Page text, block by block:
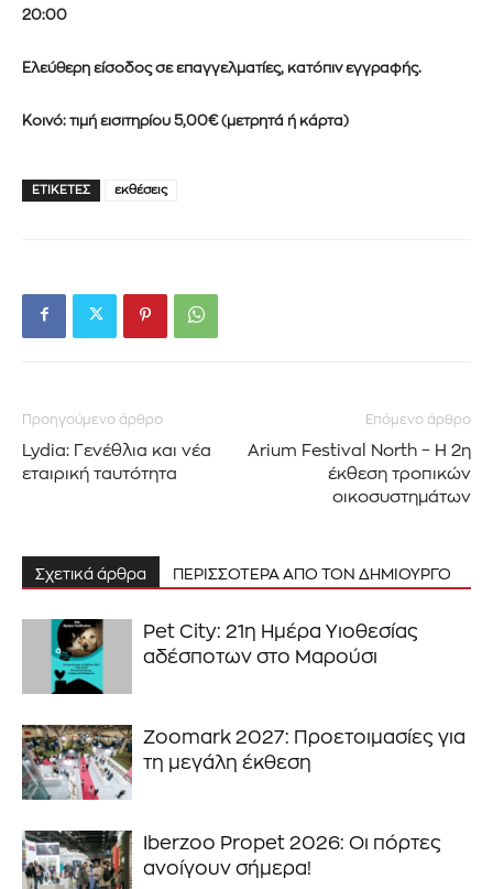
20:00
Ελεύθερη είσοδος σε επαγγελματίες, κατόπιν εγγραφής.
Κοινό: τιμή εισιτηρίου 5,00€ (μετρητά ή κάρτα)
ΕΤΙΚΈΤΕΣ εκθέσεις
Προηγούμενο άρθρο
Lydia: Γενέθλια και νέα
εταιρική ταυτότητα
Επόμενο άρθρο
Arium Festival North – Η 2η
έκθεση τροπικών
οικοσυστημάτων
Σχετικά άρθρα ΠΕΡΙΣΣΟΤΕΡΑ ΑΠΟ ΤΟΝ ΔΗΜΙΟΥΡΓΟ
Pet City: 21η Ημέρα Υιοθεσίας
αδέσποτων στο Μαρούσι
Zoomark 2027: Προετοιμασίες για
τη μεγάλη έκθεση
Ιberzoo Propet 2026: Οι πόρτες
ανοίγουν σήμερα!